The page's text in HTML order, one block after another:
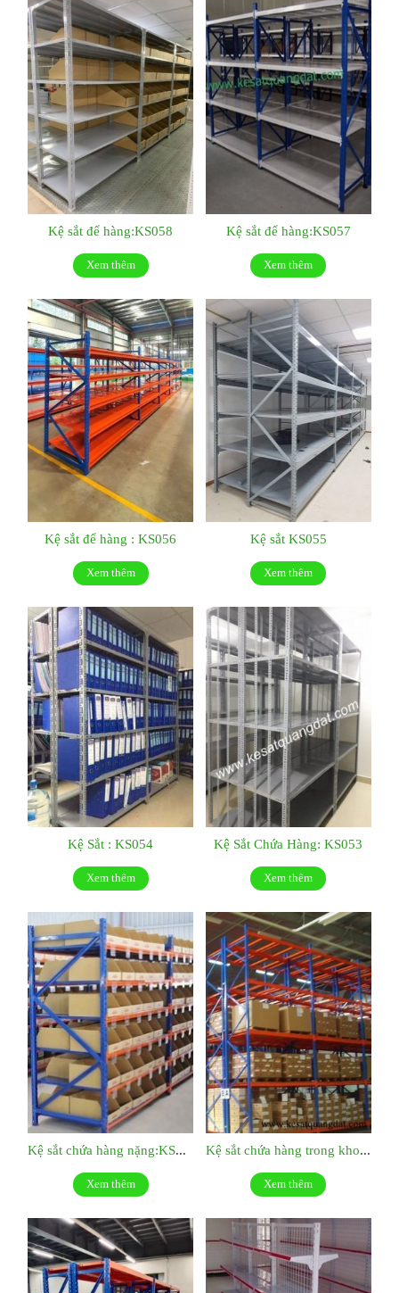
Kệ sắt để hàng:KS058
Xem thêm
Kệ sắt để hàng:KS057
Xem thêm
Kệ sắt để hàng : KS056
Xem thêm
Kệ sắt KS055
Xem thêm
Kệ Sắt : KS054
Xem thêm
Kệ Sắt Chứa Hàng: KS053
Xem thêm
Xem thêm Xem thêm